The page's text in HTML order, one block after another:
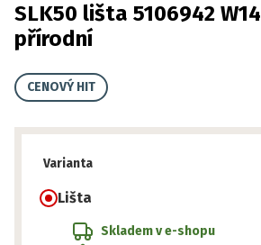
SLK50 lišta 5106942
přírodní
CENOVÝ HIT
Varianta
Lišta
Skladem v e-shopu